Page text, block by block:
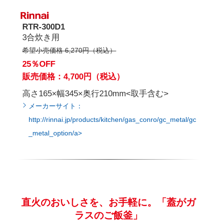
RTR-300D1
3合炊き用
希望小売価格 6,270円（税込）
25％OFF
販売価格：4,700円（税込）
高さ165×幅345×奥行210mm<取手含む>
メーカーサイト：
http://rinnai.jp/products/kitchen/gas_conro/gc_metal/gc
_metal_option/a>
直火のおいしさを、お手軽に。「蓋がガ
ラスのご飯釜」